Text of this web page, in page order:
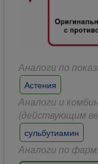
Аналоги по
Астения
Аналоги и
(действующим
сульбутиамин
Аналоги по